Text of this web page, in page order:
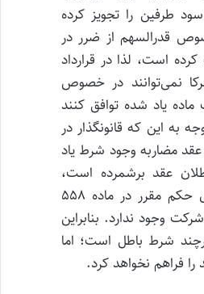
طرفین را تجویز کرده
قدرالسهم از ضرر در
است، لذا در قرارداد
نمی‌توانند در خصوص
یاد شده توافق کنند
به این که قانونگذار در
عقد مضاربه وجود شرط یاد
عقد برشمرده است،
موجبی برای تسری حکم مقرر در ماده ۵۵۸
وجود ندارد. بنابراین
شرط باطل است؛ اما
فراهم نخواهد کرد.